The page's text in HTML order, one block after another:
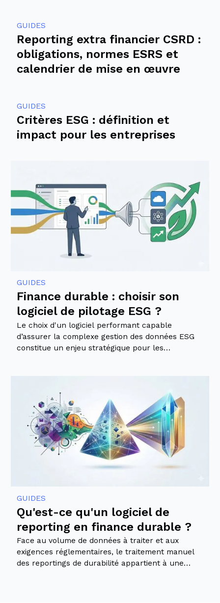
GUIDES
Reporting extra financier CSRD :
obligations, normes ESRS et
calendrier de mise en œuvre
GUIDES
Critères ESG : définition et
impact pour les entreprises
GUIDES
Finance durable : choisir son
logiciel de pilotage ESG ?
Le choix d'un logiciel performant capable
d’assurer la complexe gestion des données ESG
constitue un enjeu stratégique pour les
GUIDES
Qu'est-ce qu'un logiciel de
reporting en finance durable ?
Face au volume de données à traiter et aux
exigences réglementaires, le traitement manuel
des reportings de durabilité appartient à une